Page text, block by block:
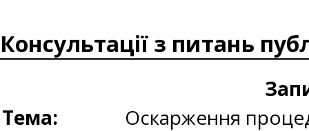
Консультації з питань
Тема:
Оскарження